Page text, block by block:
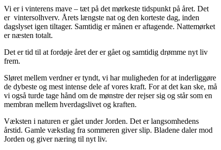
Vi er i vinterens mave – tæt på det mørkeste tidspunkt på året. Det
er vintersolhverv. Årets længste nat og den korteste dag, inden
dagslyset igen tiltager. Samtidig er månen er aftagende. Nattemørket
er næsten totalt.
Det er tid til at fordøje året der er gået og samtidig drømme nyt liv
frem.
Sløret mellem verdner er tyndt, vi har muligheden for at inderliggøre
de dybeste og mest intense dele af vores kraft. For at det kan ske, må
vi også turde tage hånd om de mønstre der rejser sig og står som en
membran mellem hverdagslivet og kraften.
Væksten i naturen er gået under Jorden. Det er langsomhedens
årstid. Gamle vækstlag fra sommeren giver slip. Bladene daler mod
Jorden og giver næring til nyt liv.